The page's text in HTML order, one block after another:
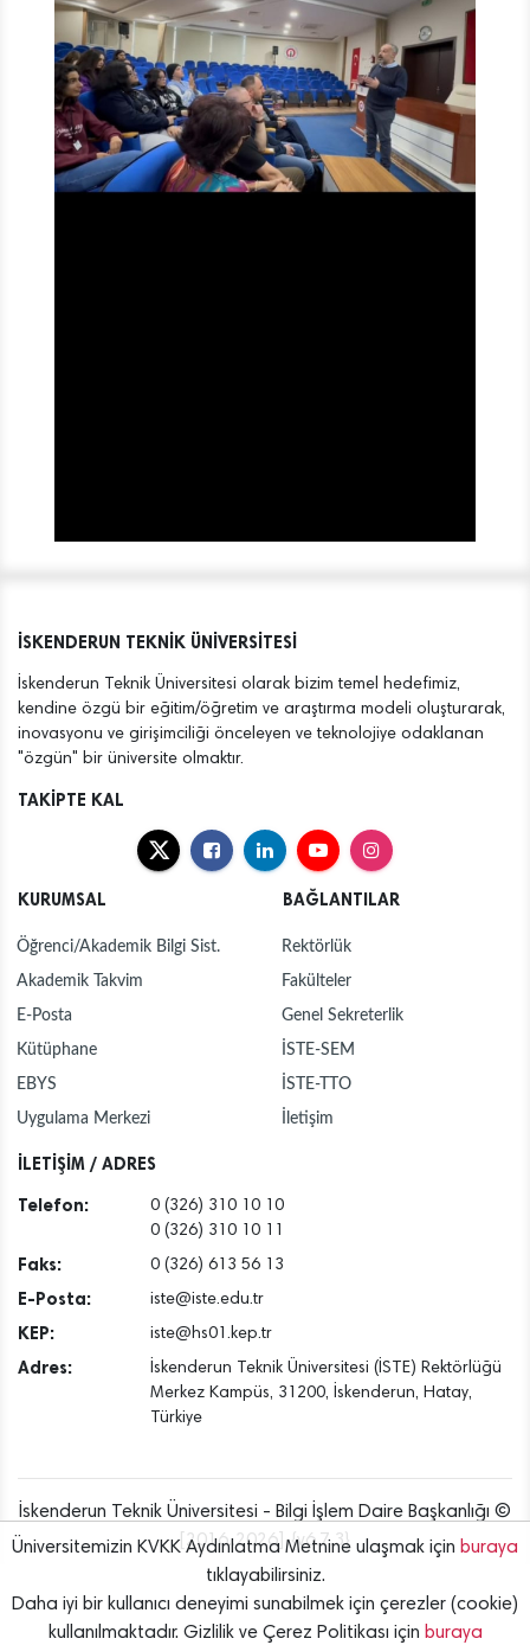
İSKENDERUN TEKNİK ÜNİVERSİTESİ
İskenderun Teknik Üniversitesi olarak bizim temel hedefimiz,
kendine özgü bir eğitim/öğretim ve araştırma modeli oluşturarak,
inovasyonu ve girişimciliği önceleyen ve teknolojiye odaklanan
"özgün" bir üniversite olmaktır.
TAKİPTE KAL
KURUMSAL
Öğrenci/Akademik Bilgi Sist.
Akademik Takvim
E-Posta
Kütüphane
EBYS
Uygulama Merkezi
BAĞLANTILAR
Rektörlük
Fakülteler
Genel Sekreterlik
İSTE-SEM
İSTE-TTO
İletişim
İLETİŞİM / ADRES
Telefon:
0 (326) 310 10 10
0 (326) 310 10 11
Faks: 0 (326) 613 56 13
E-Posta: iste@iste.edu.tr
KEP: iste@hs01.kep.tr
Adres:
İskenderun Teknik Üniversitesi (İSTE) Rektörlüğü
Merkez Kampüs, 31200, İskenderun, Hatay,
Türkiye
İskenderun Teknik Üniversitesi - Bilgi İşlem Daire Başkanlığı ©
[2016..2026] {v6.7.3}
Üniversitemizin KVKK Aydınlatma Metnine ulaşmak için buraya
tıklayabilirsiniz.
Daha iyi bir kullanıcı deneyimi sunabilmek için çerezler (cookie)
kullanılmaktadır. Gizlilik ve Çerez Politikası için buraya